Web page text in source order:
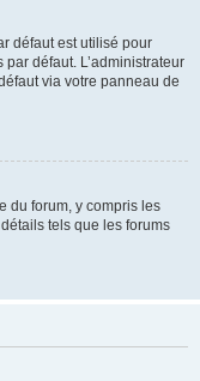
défaut est utilisé pour
défaut. L’administrateur
via votre panneau de
du forum, y compris les
tels que les forums